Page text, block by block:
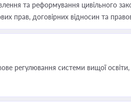
та реформування цивільного
прав, договірних відносин та
регулювання системи вищої освіти,